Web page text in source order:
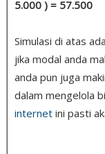
5.000 ) = 57.500
Simulasi di atas
jika modal anda
anda pun juga
dalam mengelola
internet ini pasti